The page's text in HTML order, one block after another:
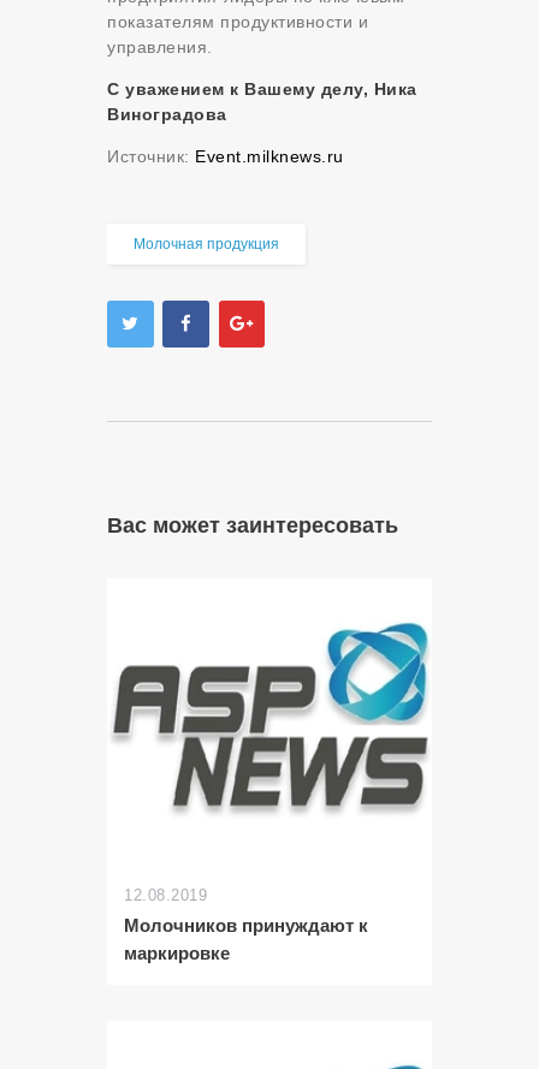
показателям продуктивности и
управления.
С уважением к Вашему делу, Ника
Виноградова
Источник: Еvent.milknews.ru
Молочная продукция
Вас может заинтересовать
12.08.2019
Молочников принуждают к
маркировке